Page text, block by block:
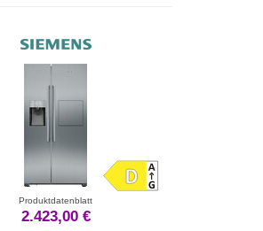
Produktdatenblatt
2.423,00 €